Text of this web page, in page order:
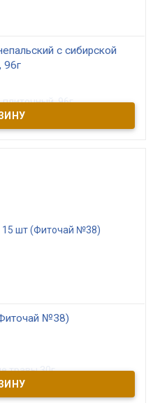
с сибирской
96г
оттеняют и придают
мятного чая. Чай
утоляет жажду. Пейте горячим
№38)
в заварочных пирамидках.
бережная сушка, ручная
полукустарник с